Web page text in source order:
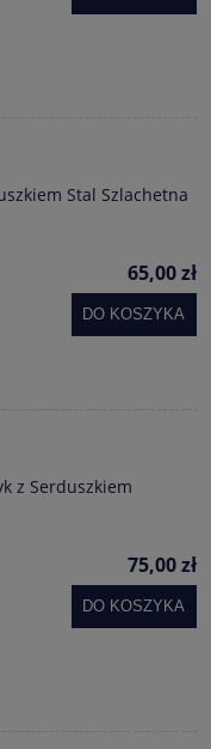
Stal Szlachetna
65,00 zł
DO KOSZYKA
z Serduszkiem
75,00 zł
DO KOSZYKA